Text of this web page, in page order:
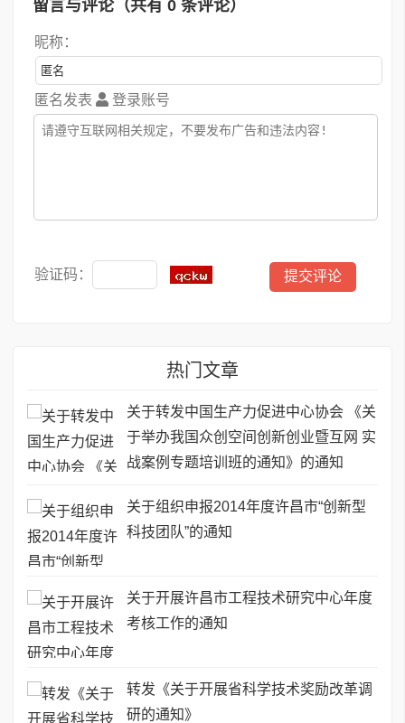
留言与评论（共有 0 条评论）
昵称：
匿名发表 登录账号
验证码：
热门文章
关于转发中国生产力促进中心协会 《关
于举办我国众创空间创新创业暨互网 实
战案例专题培训班的通知》的通知
关于组织申报2014年度许昌市“创新型
科技团队”的通知
关于开展许昌市工程技术研究中心年度
考核工作的通知
转发《关于开展省科学技术奖励改革调
研的通知》